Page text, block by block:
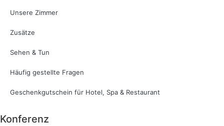
Unsere Zimmer
Zusätze
Sehen & Tun
Häufig gestellte Fragen
Geschenkgutschein für Hotel, Spa & Restaurant
Konferenz